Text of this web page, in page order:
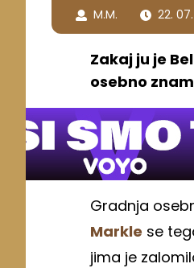
M.M. 22.
Zakaj ju je
osebno
Gradnja
Markle se
jima je